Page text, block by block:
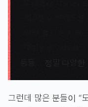
등등… 정말 다양한
그런데 많은 분들이 “